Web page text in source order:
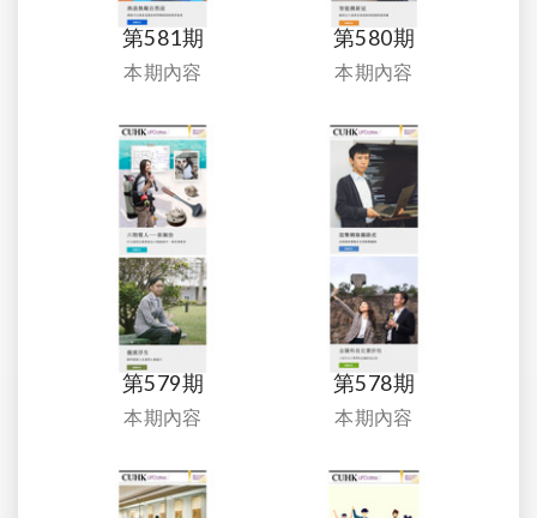
第581期
本期內容
第580期
本期內容
第579期
本期內容
第578期
本期內容